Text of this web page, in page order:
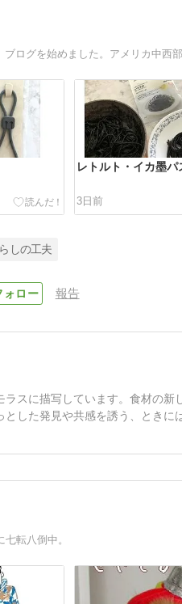
レトルト・イカ墨パ
3日前
しの工夫
報告
スに描写しています。食材の
した発見や共感を誘う、ときに
転八倒中。